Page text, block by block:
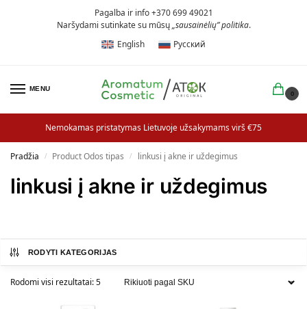
Pagalba ir info +370 699 49021
Naršydami sutinkate su mūsų„sausainėlių” politika.
English
Русский
MENU
0
Nemokamas pristatymas Lietuvoje užsakymams virš €75
Pradžia / Product Odos tipas / linkusi į akne ir uždegimus
linkusi į akne ir uždegimus
RODYTI KATEGORIJAS
Rodomi visi rezultatai: 5